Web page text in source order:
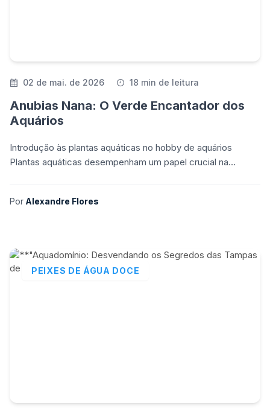
02 de mai. de 2026 18 min de leitura
Anubias Nana: O Verde Encantador dos
Aquários
Introdução às plantas aquáticas no hobby de aquários
Plantas aquáticas desempenham um papel crucial na
Por Alexandre Flores
PEIXES DE ÁGUA DOCE